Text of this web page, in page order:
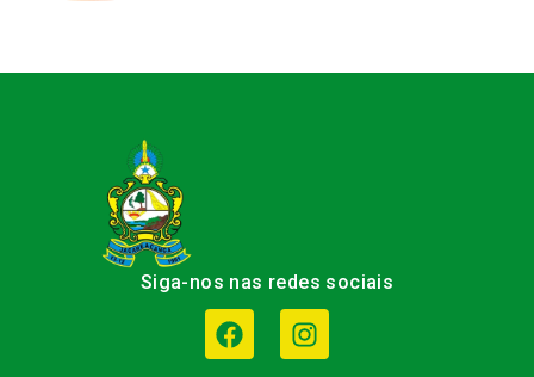
Siga-nos nas redes sociais